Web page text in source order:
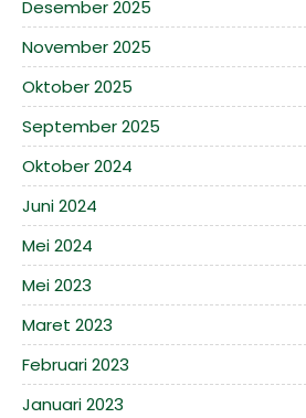
Desember 2025
November 2025
Oktober 2025
September 2025
Oktober 2024
Juni 2024
Mei 2024
Mei 2023
Maret 2023
Februari 2023
Januari 2023